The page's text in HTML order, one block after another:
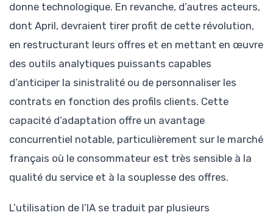
donne technologique. En revanche, d’autres acteurs,
dont April, devraient tirer profit de cette révolution,
en restructurant leurs offres et en mettant en œuvre
des outils analytiques puissants capables
d’anticiper la sinistralité ou de personnaliser les
contrats en fonction des profils clients. Cette
capacité d’adaptation offre un avantage
concurrentiel notable, particulièrement sur le marché
français où le consommateur est très sensible à la
qualité du service et à la souplesse des offres.
L’utilisation de l’IA se traduit par plusieurs